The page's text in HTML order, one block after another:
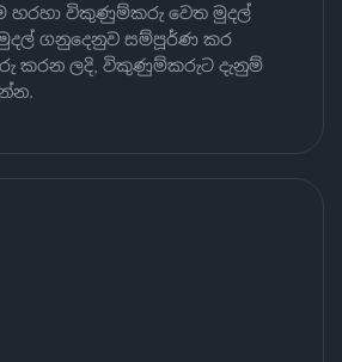
හරහා විකුණුම්කරු වෙත මුදල්
ගනුදෙනුව සම්පූර්ණ කර
කරන ලදි, විකුණුම්කරුට දැනුම්